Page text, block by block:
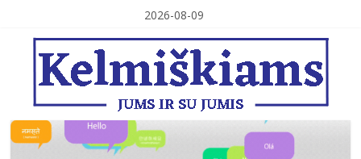
content
2026-08-09
Kelmiškiams